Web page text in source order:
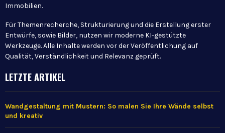
Immobilien.
Für Themenrecherche, Strukturierung und die Erstellung erster
Entwürfe, sowie Bilder, nutzen wir moderne KI-gestützte
Werkzeuge. Alle Inhalte werden vor der Veröffentlichung auf
Qualität, Verständlichkeit und Relevanz geprüft.
LETZTE ARTIKEL
Wandgestaltung mit Mustern: So malen Sie Ihre Wände selbst
und kreativ